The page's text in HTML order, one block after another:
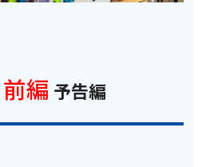
前編 予告編